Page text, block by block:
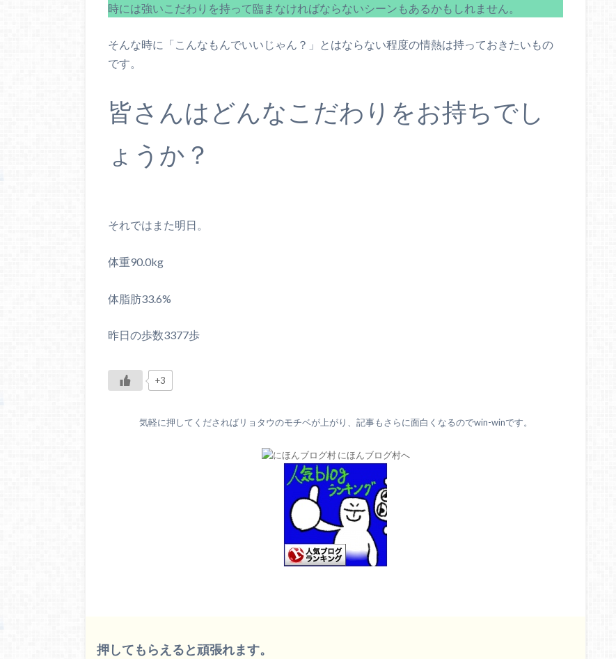
時には強いこだわりを持って臨まなければならないシーンもあるかもしれません。
そんな時に「こんなもんでいいじゃん？」とはならない程度の情熱は持っておきたいもの
です。
皆さんはどんなこだわりをお持ちでし
ょうか？
それではまた明日。
体重90.0kg
体脂肪33.6%
昨日の歩数3377歩
+3
気軽に押してくださればリョタウのモチベが上がり、記事もさらに面白くなるのでwin-winです。
押してもらえると頑張れます。